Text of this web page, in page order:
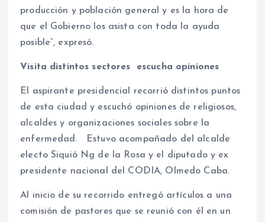
producción y población general y es la hora de
que el Gobierno los asista con toda la ayuda
posible”, expresó.
Visita distintos sectores escucha opiniones
El aspirante presidencial recorrió distintos puntos
de esta ciudad y escuchó opiniones de religiosos,
alcaldes y organizaciones sociales sobre la
enfermedad. Estuvo acompañado del alcalde
electo Siquió Ng de la Rosa y el diputado y ex
presidente nacional del CODIA, Olmedo Caba.
Al inicio de su recorrido entregó artículos a una
comisión de pastores que se reunió con él en un